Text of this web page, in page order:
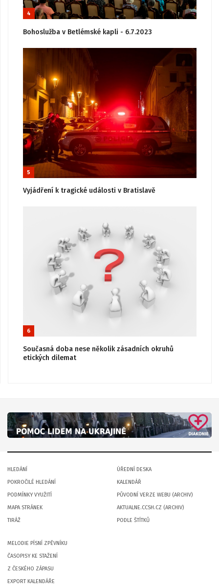
4
Bohoslužba v Betlémské kapli - 6.7.2023
5
Vyjádření k tragické události v Bratislavě
6
Současná doba nese několik zásadních okruhů
etických dilemat
HLEDÁNÍ
POKROČILÉ HLEDÁNÍ
PODMÍNKY VYUŽITÍ
MAPA STRÁNEK
TIRÁŽ
ÚŘEDNÍ DESKA
KALENDÁŘ
PŮVODNÍ VERZE WEBU (ARCHIV)
AKTUALNE.CCSH.CZ (ARCHIV)
PODLE ŠTÍTKŮ
MELODIE PÍSNÍ ZPĚVNÍKU
ČASOPISY KE STAŽENÍ
Z ČESKÉHO ZÁPASU
EXPORT KALENDÁŘE